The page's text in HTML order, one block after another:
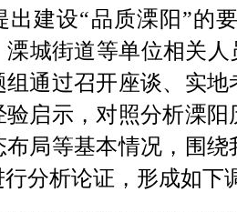
出建设“品质溧阳 ”的
溧城街道等单位相关
组通过召开座谈、实
验启示，对照分析溧
布局等基本情况，围
分析论证，形成如下